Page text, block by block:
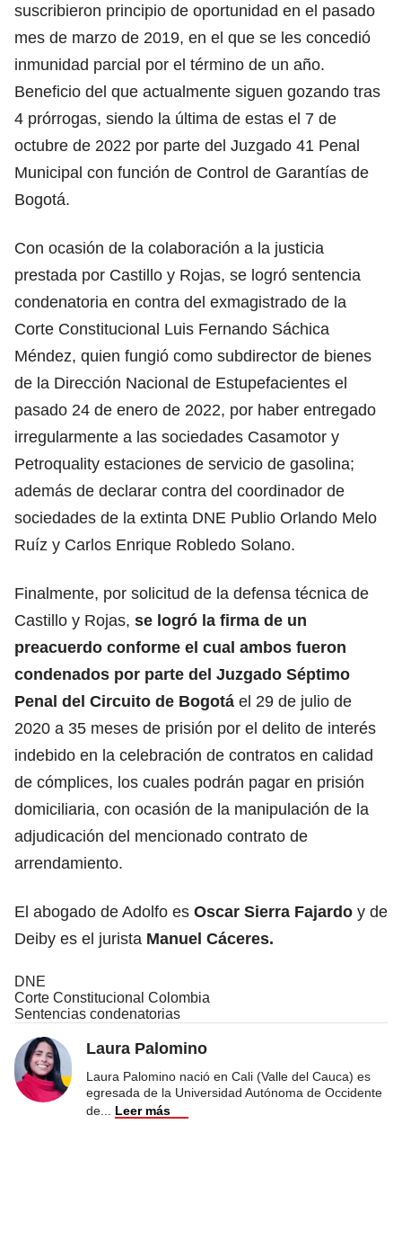
suscribieron principio de oportunidad en el pasado
mes de marzo de 2019, en el que se les concedió
inmunidad parcial por el término de un año.
Beneficio del que actualmente siguen gozando tras
4 prórrogas, siendo la última de estas el 7 de
octubre de 2022 por parte del Juzgado 41 Penal
Municipal con función de Control de Garantías de
Bogotá.
Con ocasión de la colaboración a la justicia
prestada por Castillo y Rojas, se logró sentencia
condenatoria en contra del exmagistrado de la
Corte Constitucional Luis Fernando Sáchica
Méndez, quien fungió como subdirector de bienes
de la Dirección Nacional de Estupefacientes el
pasado 24 de enero de 2022, por haber entregado
irregularmente a las sociedades Casamotor y
Petroquality estaciones de servicio de gasolina;
además de declarar contra del coordinador de
sociedades de la extinta DNE Publio Orlando Melo
Ruíz y Carlos Enrique Robledo Solano.
Finalmente, por solicitud de la defensa técnica de
Castillo y Rojas, se logró la firma de un
preacuerdo conforme el cual ambos fueron
condenados por parte del Juzgado Séptimo
Penal del Circuito de Bogotá el 29 de julio de
2020 a 35 meses de prisión por el delito de interés
indebido en la celebración de contratos en calidad
de cómplices, los cuales podrán pagar en prisión
domiciliaria, con ocasión de la manipulación de la
adjudicación del mencionado contrato de
arrendamiento.
El abogado de Adolfo es Oscar Sierra Fajardo y de
Deiby es el jurista Manuel Cáceres.
DNE
Corte Constitucional Colombia
Sentencias condenatorias
Laura Palomino
Laura Palomino nació en Cali (Valle del Cauca) es
egresada de la Universidad Autónoma de Occidente
de
Leer más